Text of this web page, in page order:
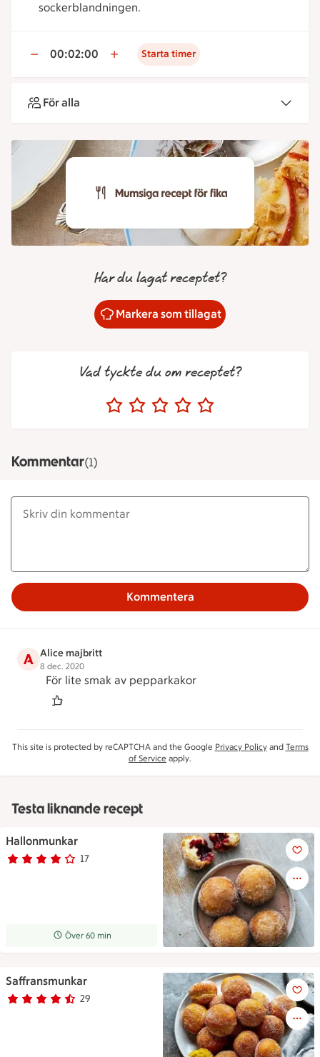
sockerblandningen.
00:02:00 Starta timer
För alla
Har du lagat receptet?
Markera som tillagat
Vad tyckte du om receptet?
Kommentar(1)
Kommentera
A Alice majbritt
8 dec. 2020
För lite smak av pepparkakor
This site is protected by reCAPTCHA and the Google Privacy Policyand Terms
of Service apply.
Testa liknande recept
Hallonmunkar
Betyg 4 av 5.
17
17 personer har röstat
Receptet tar Över 60 min att tillaga
Över 60 min
Hallonmunkar
Saffransmunkar
Betyg 4.4 av 5. 29
29 personer har röstat
Saffransmunkar